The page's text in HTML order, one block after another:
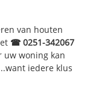
van houten
☎ 0251-342067
uw woning kan
iedere klus